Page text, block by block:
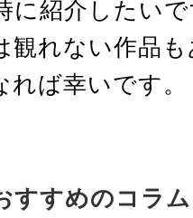
に紹介したい
観れない作品
ば幸いです。
すすめのコラム